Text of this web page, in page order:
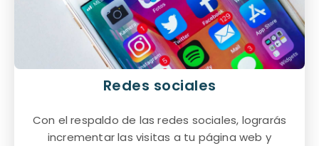
Redes sociales
Con el respaldo de las redes sociales, lograrás
incrementar las visitas a tu página web y